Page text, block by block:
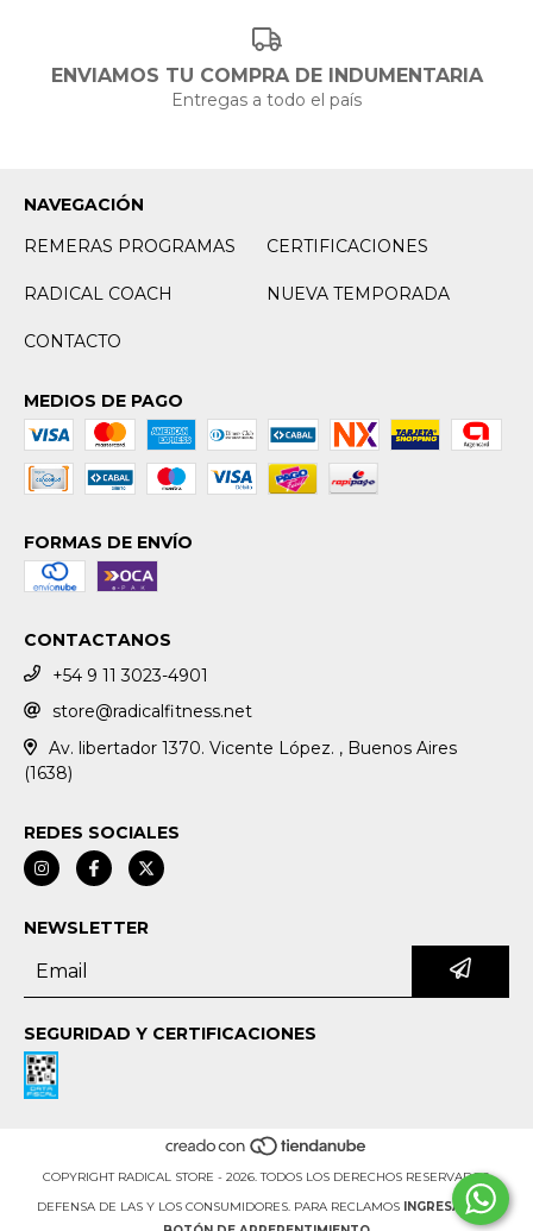
ENVIAMOS TU COMPRA DE INDUMENTARIA
Entregas a todo el país
NAVEGACIÓN
REMERAS PROGRAMAS
CERTIFICACIONES
RADICAL COACH NUEVA TEMPORADA
CONTACTO
MEDIOS DE PAGO
FORMAS DE ENVÍO
CONTACTANOS
+54 9 11 3023-4901
store@radicalfitness.net
Av. libertador 1370. Vicente López. , Buenos Aires
(1638)
REDES SOCIALES
NEWSLETTER
SEGURIDAD Y CERTIFICACIONES
COPYRIGHT RADICAL STORE - 2026. TODOS LOS DERECHOS RESERVADOS.
DEFENSA DE LAS Y LOS CONSUMIDORES. PARA RECLAMOS
INGRESÁ ACÁ.